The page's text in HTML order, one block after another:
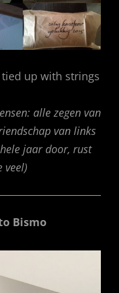
up with strings
alle zegen van
van links
jaar door, rust
veel)
Bismo